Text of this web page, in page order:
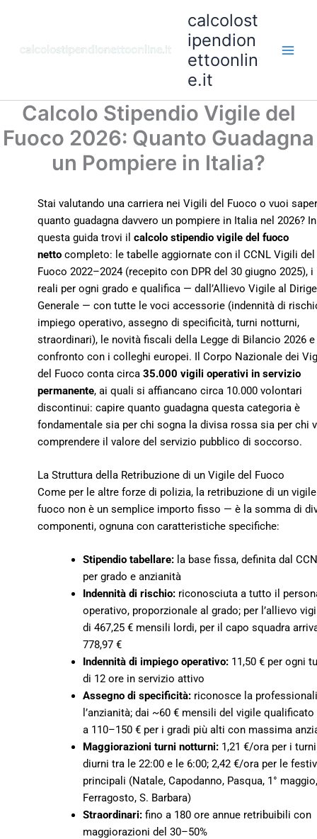
contenuto
calcolost
ipendion
ettoonlin
e.it
Calcolo Stipendio Vigile del
Fuoco 2026: Quanto Guadagna
un Pompiere in Italia?
Stai valutando una carriera nei Vigili del Fuoco o vuoi
quanto guadagna davvero un pompiere in Italia nel 2026? In
questa guida trovi il calcolo stipendio vigile del fuoco
nettocompleto: le tabelle aggiornate con il CCNL Vigili del
Fuoco 2022–2024 (recepito con DPR del 30 giugno 2025),
reali per ogni grado e qualifica — dall’Allievo Vigile al
Generale — con tutte le voci accessorie (indennità di
impiego operativo, assegno di specificità, turni notturni,
straordinari), le novità fiscali della Legge di Bilancio 2026
confronto con i colleghi europei. Il Corpo Nazionale dei
del Fuoco conta circa 35.000 vigili operativi in servizio
permanente, ai quali si affiancano circa 10.000 volontari
discontinui: capire quanto guadagna questa categoria è
fondamentale sia per chi sogna la divisa rossa sia per chi
comprendere il valore del servizio pubblico di soccorso.
La Struttura della Retribuzione di un Vigile del Fuoco
Come per le altre forze di polizia, la retribuzione di un
fuoco non è un semplice importo fisso — è la somma di
componenti, ognuna con caratteristiche specifiche:
Stipendio tabellare:la base fissa, definita dal
per grado e anzianità
Indennità di rischio:riconosciuta a tutto il
operativo, proporzionale al grado; per l’allievo
di 467,25 € mensili lordi, per il capo squadra
778,97 €
Indennità di impiego operativo:11,50 € per ogni
di 12 ore in servizio attivo
Assegno di specificità:riconosce la
l’anzianità; dai ~60 € mensili del vigile qualificato
a 110–150 € per i gradi più alti con massima
Maggiorazioni turni notturni:1,21 €/ora per i turni
diurni tra le 22:00 e le 6:00; 2,42 €/ora per le
principali (Natale, Capodanno, Pasqua, 1° maggio,
Ferragosto, S. Barbara)
Straordinari:fino a 180 ore annue retribuibili con
maggiorazioni del 30–50%